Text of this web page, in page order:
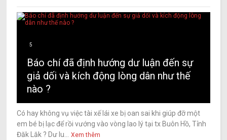
5
Báo chí đã định hướng dư luận đến sự
giả dối và kích động lòng dân như thế
nào ?
Có hay không vụ việc tài xế lái xe bị oan sai khi giúp đỡ một
em bé bị lạc để rồi vướng vào vòng lao lý tại tx Buôn Hồ, Tỉnh
Đăk Lăk ? Dư lu...
Xem thêm